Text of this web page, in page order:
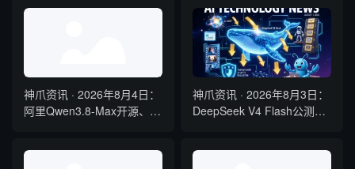
神爪资讯 · 2026年8月4日：
阿里Qwen3.8-Max开源、
神爪资讯 · 2026年8月3日：
DeepSeek V4 Flash公测降
OpenRouter